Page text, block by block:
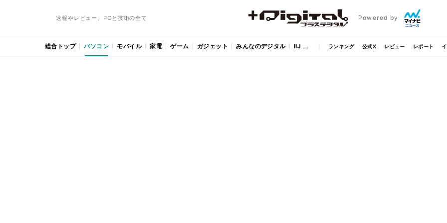
速報やレビュー、PCと技術の全て Powered by
総合トップ パソコン モバイル 家電 ゲーム ガジェット みんなのデジタル IIJ ランキング 公式X レビュー レポート